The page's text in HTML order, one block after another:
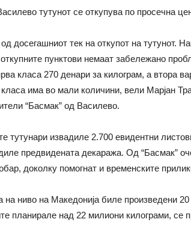
тутунот се откупува по просечна
досегашниот тек на откупот на тутунот.
пунктови немаат забележано
класа 270 денари за килограм, а втора
има во мали количини, вели Марјан
“Басмак” од Василево.
тутунари извадиле 2.700 евидентни
предвидената декаража. Од “Басмак”
доколку помогнат и временските
на ниво на Македонија биле произведени
планирале над 22 милиони килограми, се